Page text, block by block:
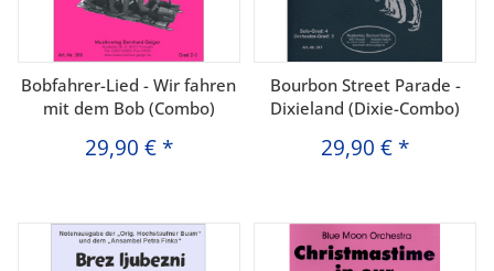
Bobfahrer-Lied - Wir fahren
mit dem Bob (Combo)
29,90 € *
Bourbon Street Parade -
Dixieland (Dixie-Combo)
29,90 € *